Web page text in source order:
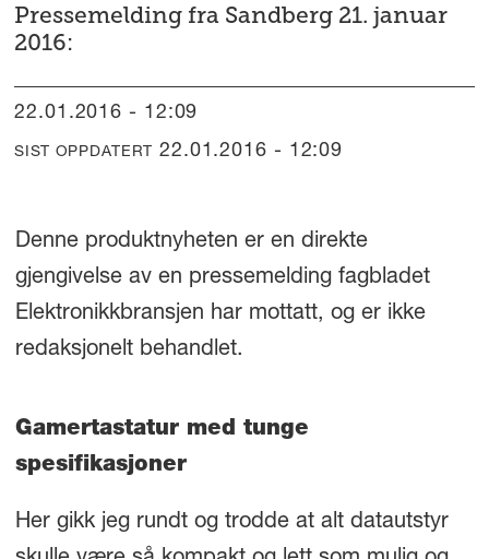
Pressemelding fra Sandberg 21. januar
2016:
22.01.2016 - 12:09
SIST OPPDATERT 22.01.2016 - 12:09
Denne produktnyheten er en direkte
gjengivelse av en pressemelding fagbladet
Elektronikkbransjen har mottatt, og er ikke
redaksjonelt behandlet.
Gamertastatur med tunge
spesifikasjoner
Her gikk jeg rundt og trodde at alt datautstyr